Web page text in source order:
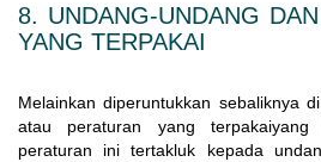
8. UNDANG-UNDANG
YANG TERPAKAI
Melainkan diperuntukkan sebaliknya
atau peraturan yang terpakaiyang
peraturan ini tertakluk kepada